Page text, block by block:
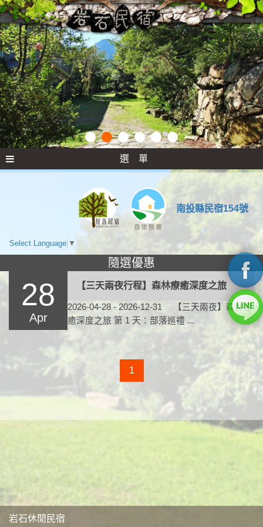
選 單
南投縣民宿154號
Select Language ▼
隨選優惠
28
Apr
【三天兩夜行程】森林療癒深度之旅
2026-04-28 - 2026-12-31 【三天兩夜】森林療
癒深度之旅 第 1 天：部落巡禮 ...
1
岩石休閒民宿